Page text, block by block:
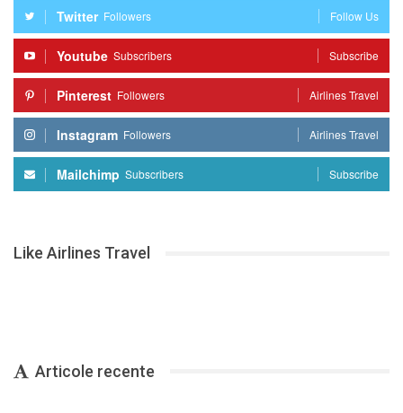
Twitter Followers Follow Us
Youtube Subscribers Subscribe
Pinterest Followers Airlines Travel
Instagram Followers Airlines Travel
Mailchimp Subscribers Subscribe
Like Airlines Travel
Articole recente